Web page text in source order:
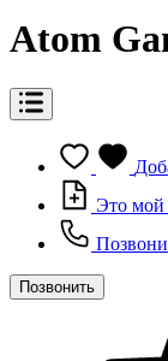
Atom
Это мой
Позвонить